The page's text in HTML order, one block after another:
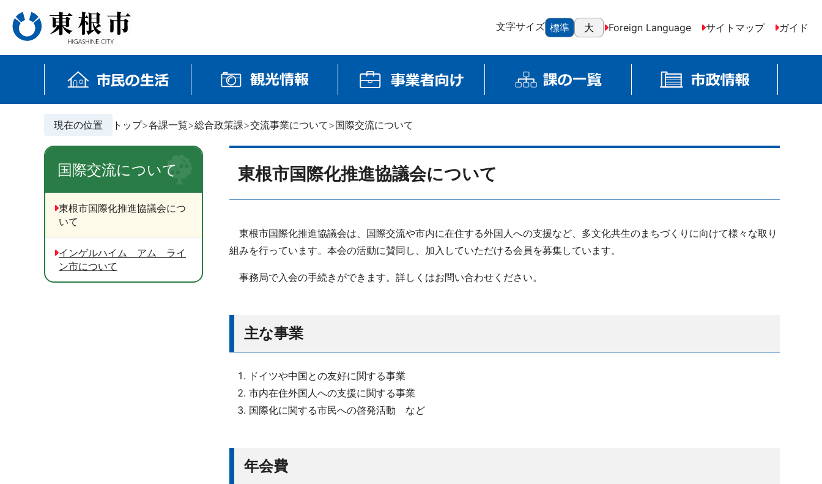
文字サイズ 標準 大 Foreign Language サイトマップ ガイド
現在の位置 トップ 各課一覧 総合政策課 交流事業について 国際交流について
東根市国際化推進協議会について
東根市国際化推進協議会は、国際交流や市内に在住する外国人への支援など、多文化共生のまちづくりに向けて様々な取り
組みを行っています。本会の活動に賛同し、加入していただける会員を募集しています。
事務局で入会の手続きができます。詳しくはお問い合わせください。
主な事業
ドイツや中国との友好に関する事業
市内在住外国人への支援に関する事業
国際化に関する市民への啓発活動 など
年会費
国際交流について
東根市国際化推進協議会につ
いて
インゲルハイム アム ライ
ン市について